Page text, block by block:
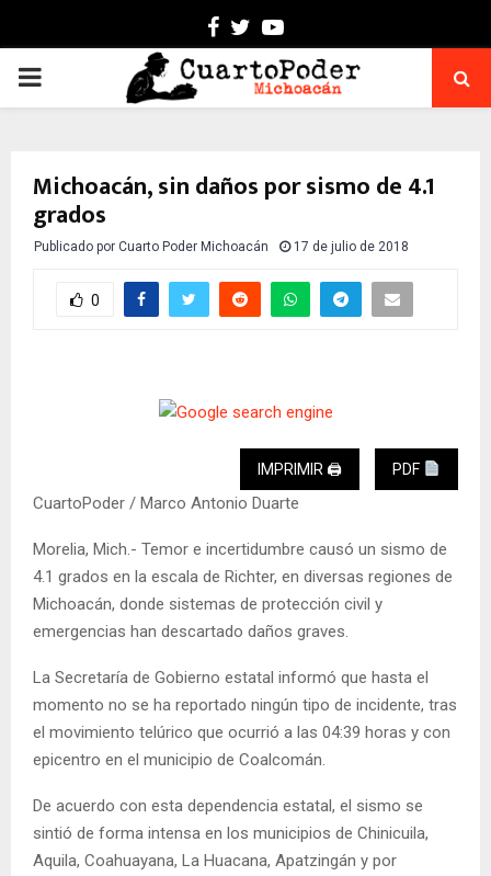
Facebook
TwitterYoutube
PRIMARY
Michoacán, sin daños por sismo de 4.1
grados
Publicado por Cuarto Poder Michoacán 17 de julio de 2018
0
IMPRIMIR 🖨 PDF
CuartoPoder / Marco Antonio Duarte
Morelia, Mich.- Temor e incertidumbre causó un sismo de
4.1 grados en la escala de Richter, en diversas regiones de
Michoacán, donde sistemas de protección civil y
emergencias han descartado daños graves.
La Secretaría de Gobierno estatal informó que hasta el
momento no se ha reportado ningún tipo de incidente, tras
el movimiento telúrico que ocurrió a las 04:39 horas y con
epicentro en el municipio de Coalcomán.
De acuerdo con esta dependencia estatal, el sismo se
sintió de forma intensa en los municipios de Chinicuila,
Aquila, Coahuayana, La Huacana, Apatzingán y por